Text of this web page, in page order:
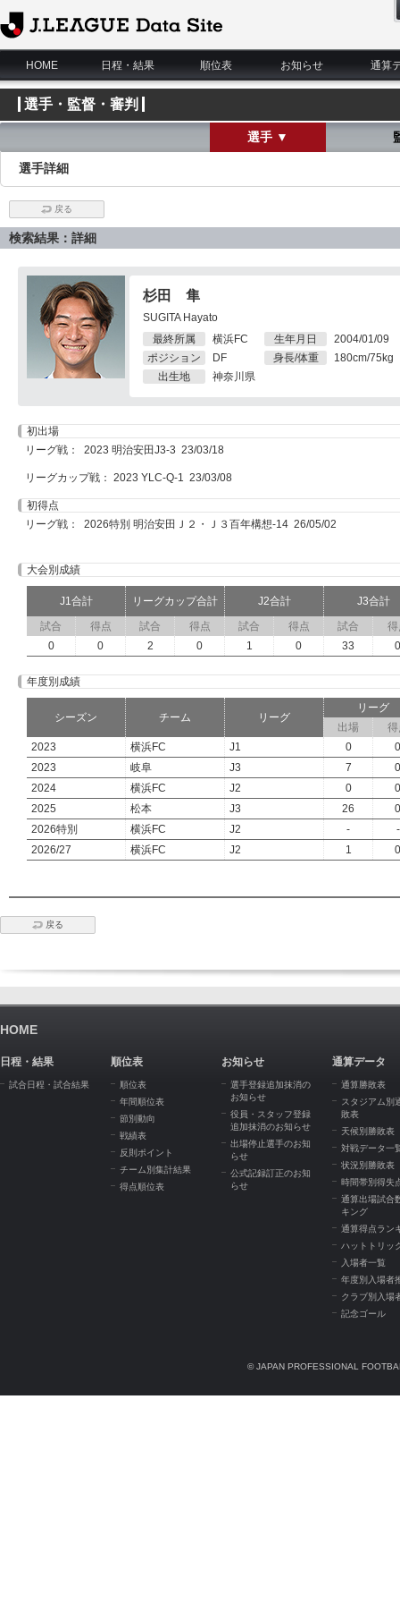
J.League Data Site
HOME
日程・結果 順位表 お知らせ 通算
選手・監督・審判
選手 ▼
選手詳細
戻る
検索結果：詳細
杉田 隼
SUGITA Hayato
最終所属
横浜FC
ポジション
DF
出生地
神奈川県
生年月日
2004/01/09
身長/体重
180cm/75kg
初出場
リーグ戦： 2023 明治安田J3-3 23/03/18
リーグカップ戦： 2023 YLC-Q-1 23/03/08
初得点
リーグ戦： 2026特別 明治安田Ｊ２・Ｊ３百年構想-14 26/05/02
大会別成績
J1合計 リーグカップ合計 J2合計
J3合計
試合
得点 試合 得点 試合 得点 試合
得
0
0 2 0 1 0 33 0
年度別成績
シーズン チーム リーグ
リーグ
出場
得
2023
横浜FC J1 0
0
2023
岐阜 J3 7
0
2024
横浜FC J2 0
0
2025
松本 J3 26
0
2026特別
横浜FC J2 -
-
2026/27
横浜FC J2 1 0
戻る
HOME
日程・結果
試合日程・試合結果
順位表
順位表
年間順位表
節別動向
戦績表
反則ポイント
チーム別集計結果
得点順位表
お知らせ
選手登録追加抹消の
お知らせ
役員・スタッフ登録
追加抹消のお知らせ
出場停止選手のお知
らせ
公式記録訂正のお知
らせ
通算データ
通算勝敗表
スタジアム別
敗表
天候別勝敗表
対戦データ一
状況別勝敗表
時間帯別得失
通算出場試合
キング
通算得点ラン
ハットトリッ
入場者一覧
年度別入場者
クラブ別入場
記念ゴール
© JAPAN PROFESSIONAL